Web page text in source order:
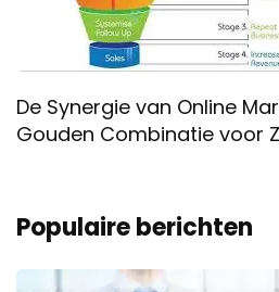
De Synergie van Online
Gouden Combinatie voor
Populaire berichten